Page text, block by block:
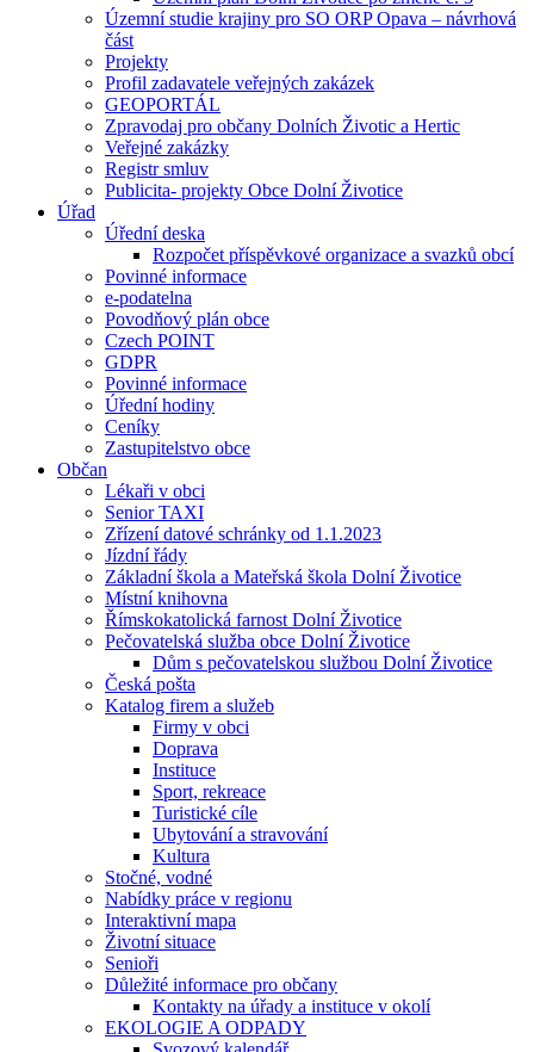
Územní studie krajiny pro SO ORP Opava – návrhová
část
Projekty
Profil zadavatele veřejných zakázek
GEOPORTÁL
Zpravodaj pro občany Dolních Životic a Hertic
Veřejné zakázky
Registr smluv
Publicita- projekty Obce Dolní Životice
Úřad
Úřední deska
Rozpočet příspěvkové organizace a svazků obcí
Povinné informace
e-podatelna
Povodňový plán obce
Czech POINT
GDPR
Povinné informace
Úřední hodiny
Ceníky
Zastupitelstvo obce
Občan
Lékaři v obci
Senior TAXI
Zřízení datové schránky od 1.1.2023
Jízdní řády
Základní škola a Mateřská škola Dolní Životice
Místní knihovna
Římskokatolická farnost Dolní Životice
Pečovatelská služba obce Dolní Životice
Dům s pečovatelskou službou Dolní Životice
Česká pošta
Katalog firem a služeb
Firmy v obci
Doprava
Instituce
Sport, rekreace
Turistické cíle
Ubytování a stravování
Kultura
Stočné, vodné
Nabídky práce v regionu
Interaktivní mapa
Životní situace
Senioři
Důležité informace pro občany
Kontakty na úřady a instituce v okolí
EKOLOGIE A ODPADY